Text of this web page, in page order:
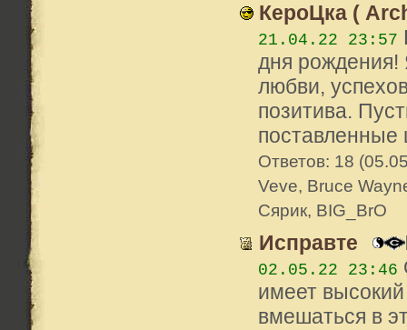
КероЦка (
21.04.22 23:57
дня рождения!
любви,
позитива.
поставленные
Ответов: 18
Veve, Bruce
Сярик, BIG_BrO
Исправте
02.05.22 23:46
имеет
вмешаться в